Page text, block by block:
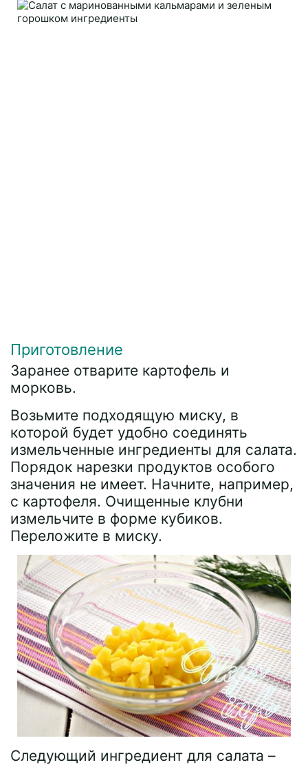
Приготовление
Заранее отварите картофель и
морковь.
Возьмите подходящую миску, в
которой будет удобно соединять
измельченные ингредиенты для салата.
Порядок нарезки продуктов особого
значения не имеет. Начните, например,
с картофеля. Очищенные клубни
измельчите в форме кубиков.
Переложите в миску.
Следующий ингредиент для салата –